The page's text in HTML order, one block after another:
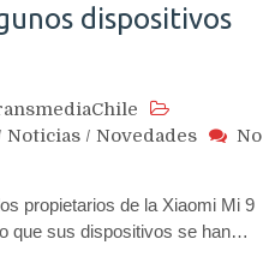
dispositivos
Noticias / Novedades
No
propietarios de la Xiaomi Mi 9
que sus dispositivos se han…